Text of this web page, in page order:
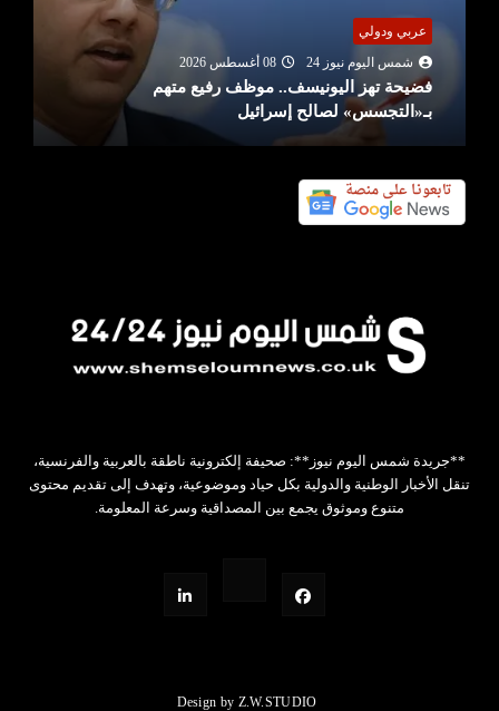
عربي ودولي
شمس اليوم نيوز 24
08 أغسطس 2026
فضيحة تهز اليونيسف.. موظف رفيع متهم
بـ«التجسس» لصالح إسرائيل
**جريدة شمس اليوم نيوز**: صحيفة إلكترونية ناطقة بالعربية والفرنسية،
تنقل الأخبار الوطنية والدولية بكل حياد وموضوعية، وتهدف إلى تقديم محتوى
متنوع وموثوق يجمع بين المصداقية وسرعة المعلومة.
Design by Z.W.STUDIO